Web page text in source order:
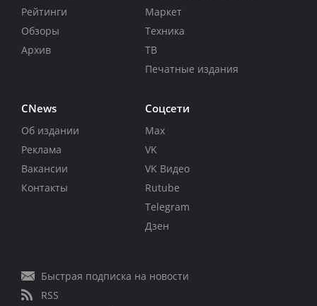
Рейтинги
Обзоры
Архив
Маркет
Техника
ТВ
Печатные издания
CNews
Об издании
Реклама
Вакансии
Контакты
Соцсети
Max
VK
VK Видео
Rutube
Telegram
Дзен
Быстрая подписка на новости
RSS